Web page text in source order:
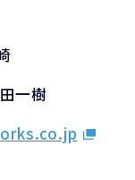
一樹